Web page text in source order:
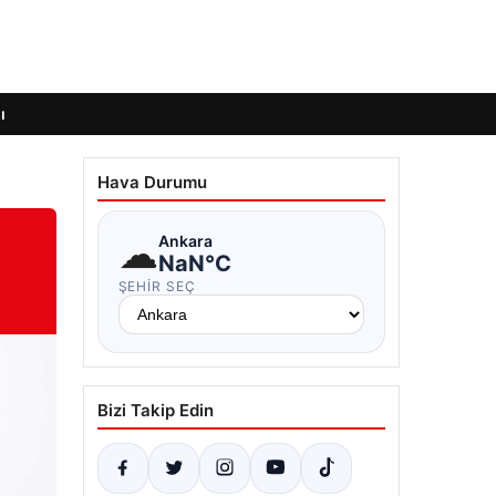
Hava Durumu
☁Ankara
NaN°C
ŞEHIR SEÇ
Bizi Takip Edin